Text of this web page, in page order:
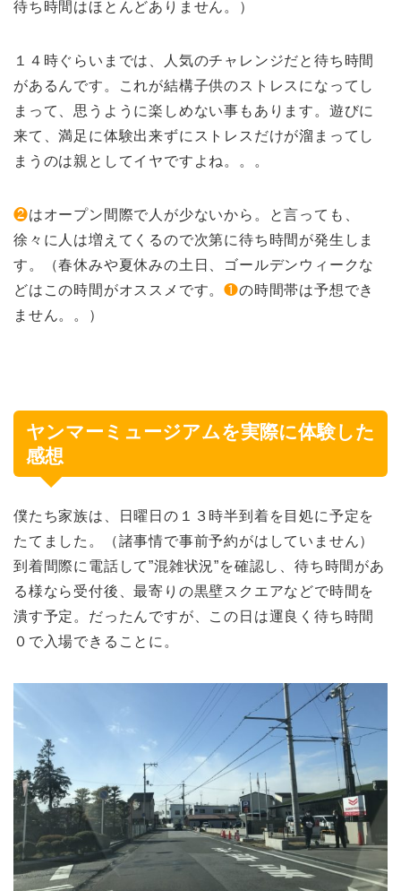
待ち時間はほとんどありません。）
１４時ぐらいまでは、人気のチャレンジだと待ち時間
があるんです。これが結構子供のストレスになってし
まって、思うように楽しめない事もあります。遊びに
来て、満足に体験出来ずにストレスだけが溜まってし
まうのは親としてイヤですよね。。。
❷はオープン間際で人が少ないから。と言っても、
徐々に人は増えてくるので次第に待ち時間が発生しま
す。（春休みや夏休みの土日、ゴールデンウィークな
どはこの時間がオススメです。❶の時間帯は予想でき
ません。。）
ヤンマーミュージアムを実際に体験した
感想
僕たち家族は、日曜日の１３時半到着を目処に予定を
たてました。（諸事情で事前予約がはしていません）
到着間際に電話して”混雑状況”を確認し、待ち時間があ
る様なら受付後、最寄りの黒壁スクエアなどで時間を
潰す予定。だったんですが、この日は運良く待ち時間
０で入場できることに。